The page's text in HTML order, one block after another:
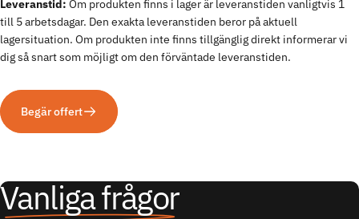
Leveranstid: Om produkten finns i lager är leveranstiden vanligtvis 1
till 5 arbetsdagar. Den exakta leveranstiden beror på aktuell
lagersituation. Om produkten inte finns tillgänglig direkt informerar vi
dig så snart som möjligt om den förväntade leveranstiden.
Begär offert
Vanliga frågor